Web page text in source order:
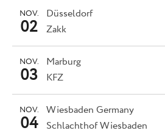
Düsseldorf
NOV.
02 Zakk
Marburg
NOV.
03 KFZ
Wiesbaden Germany
NOV.
04 Schlachthof Wiesbaden